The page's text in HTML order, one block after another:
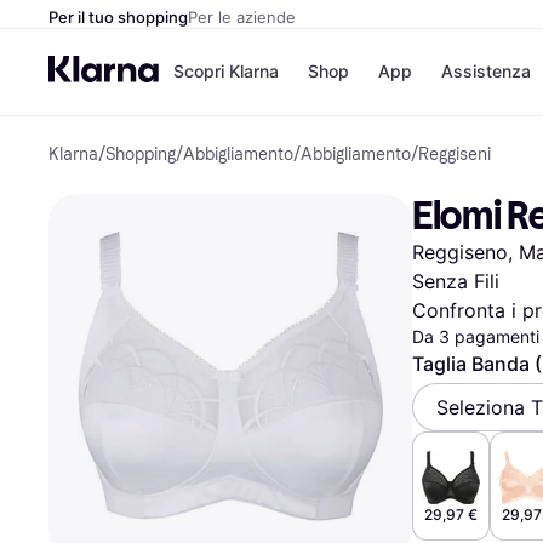
Per il tuo shoppingPer le aziende
Scopri Klarna
Opzioni di
Paga ora
Paga in 3 rate
Paga dopo 30 giorni
Finanziamento
Shop
Negozi
Unieuro
Media
eBay
Zalando
Elenco negozi
App Assistenza
Klarna/Shopping/Abbigliamento/Abbigliamento/Reggiseni
Elomi
Reggiseno,
Senza Fili
Confronta i
Da 3
Taglia Banda
Seleziona
29,97 €